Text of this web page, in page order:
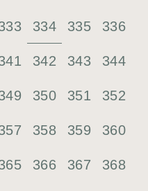
334 335 336
342 343 344
350 351 352
358 359 360
366 367 368